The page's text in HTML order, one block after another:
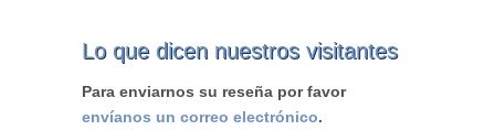
Lo que dicen nuestros visitantes
Para enviarnos su reseña por favor
envíanos un correo electrónico.